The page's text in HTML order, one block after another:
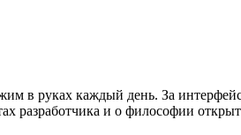
в руках каждый день. За
разработчика и о философии